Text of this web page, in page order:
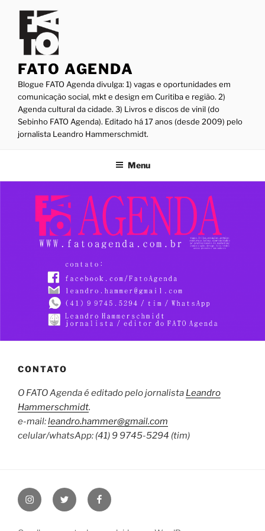
conteúdo
FATO AGENDA
Blogue FATO Agenda divulga: 1) vagas e oportunidades em
comunicação social, mkt e design em Curitiba e região. 2)
Agenda cultural da cidade. 3) Livros e discos de vinil (do
Sebinho FATO Agenda). Editado há 17 anos (desde 2009) pelo
jornalista Leandro Hammerschmidt.
Menu
CONTATO
O FATO Agenda é editado pelo jornalista Leandro
Hammerschmidt.
e-mail:leandro.hammer@gmail.com
celular/whatsApp: (41) 9 9745-5294 (tim)
InstagramTwitter Facebook